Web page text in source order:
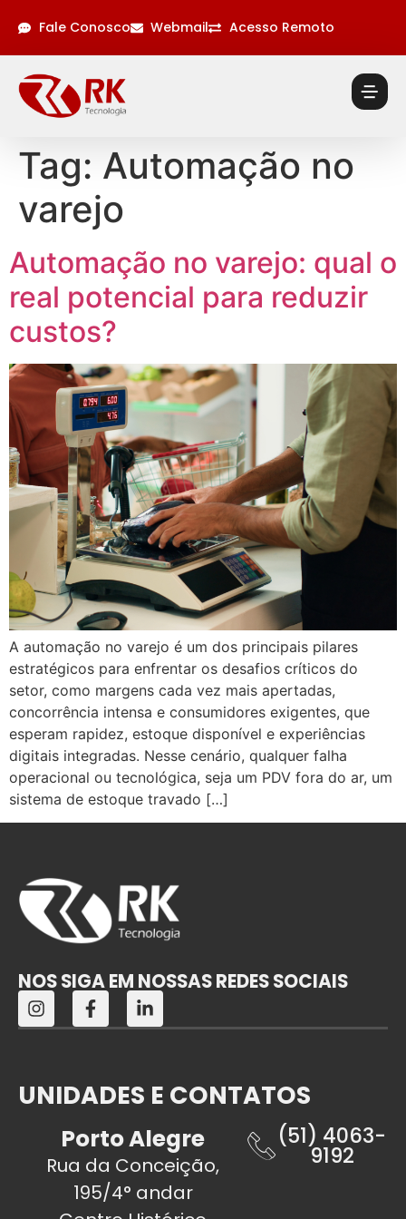
Fale Conosco Webmail Acesso Remoto
Tag: Automação no
varejo
Automação no varejo: qual o
real potencial para reduzir
custos?
A automação no varejo é um dos principais pilares
estratégicos para enfrentar os desafios críticos do
setor, como margens cada vez mais apertadas,
concorrência intensa e consumidores exigentes, que
esperam rapidez, estoque disponível e experiências
digitais integradas. Nesse cenário, qualquer falha
operacional ou tecnológica, seja um PDV fora do ar, um
sistema de estoque travado […]
NOS SIGA EM NOSSAS REDES SOCIAIS
UNIDADES E CONTATOS
Porto Alegre
Rua da Conceição,
195/4° andar
(51) 4063-
9192